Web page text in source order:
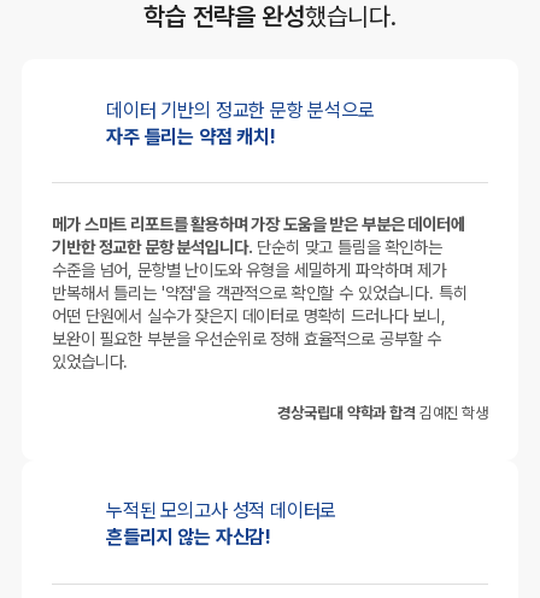
학습 전략을 완성했습니다.
데이터 기반의 정교한 문항 분석으로
자주 틀리는 약점 캐치!
메가 스마트 리포트를 활용하며 가장 도움을 받은 부분은 데이터에
기반한 정교한 문항 분석입니다. 단순히 맞고 틀림을 확인하는
수준을 넘어, 문항별 난이도와 유형을 세밀하게 파악하며 제가
반복해서 틀리는 '약점'을 객관적으로 확인할 수 있었습니다. 특히
어떤 단원에서 실수가 잦은지 데이터로 명확히 드러나다 보니,
보완이 필요한 부분을 우선순위로 정해 효율적으로 공부할 수
있었습니다.
경상국립대 약학과 합격 김예진 학생
누적된 모의고사 성적 데이터로
흔들리지 않는 자신감!